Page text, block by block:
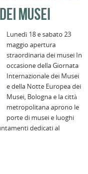
MUSEI
Lunedì 18 e sabato 23
maggio apertura
straordinaria dei musei In
occasione della Giornata
Internazionale dei Musei
e della Notte Europea dei
Musei, Bologna e la città
metropolitana aprono le
porte di musei e luoghi
dedicati al